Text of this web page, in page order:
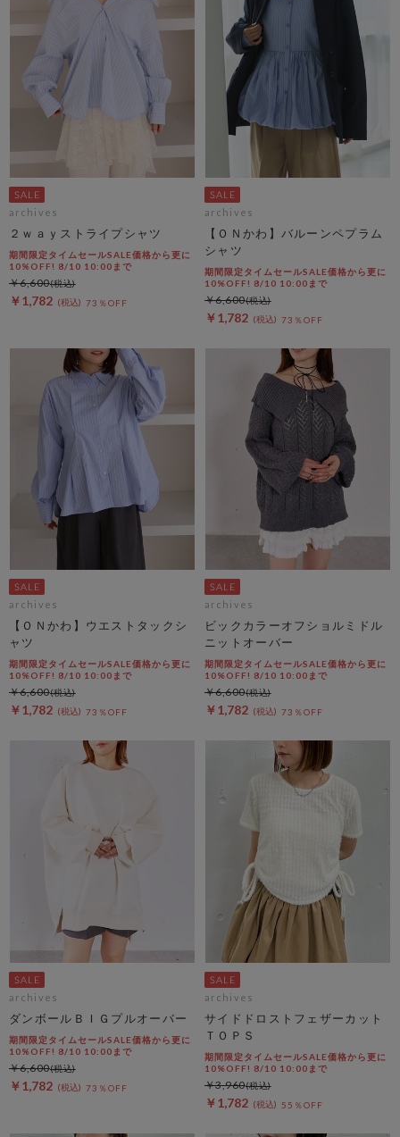
archives
２ｗａｙストライプシャツ
期間限定タイムセールSALE価格から更に
10%OFF! 8/10 10:00まで
￥1,782 73％OFF
￥6,600
archives
【ＯＮかわ】バルーンペプラム
シャツ
期間限定タイムセールSALE価格から更に
10%OFF! 8/10 10:00まで
￥1,782 73％OFF
￥6,600
archives
【ＯＮかわ】ウエストタックシ
ャツ
期間限定タイムセールSALE価格から更に
10%OFF! 8/10 10:00まで
￥1,782 73％OFF
￥6,600
archives
ビックカラーオフショルミドル
ニットオーバー
期間限定タイムセールSALE価格から更に
10%OFF! 8/10 10:00まで
￥1,782 73％OFF
￥6,600
archives
ダンボールＢＩＧプルオーバー
期間限定タイムセールSALE価格から更に
10%OFF! 8/10 10:00まで
￥1,782 73％OFF
￥6,600
archives
サイドドロストフェザーカット
ＴＯＰＳ
期間限定タイムセールSALE価格から更に
10%OFF! 8/10 10:00まで
￥1,782 55％OFF
￥3,960